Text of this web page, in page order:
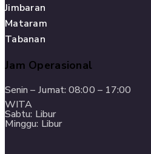
Jimbaran
Mataram
Tabanan
Jam Operasional
Senin – Jumat: 08:00 – 17:00
WITA
Sabtu: Libur
Minggu: Libur